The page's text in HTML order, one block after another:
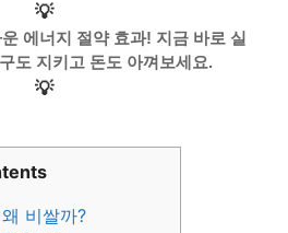
💡
에너지 절약 효과! 지금 바로 실
도 지키고 돈도 아껴보세요.
💡
비쌀까?